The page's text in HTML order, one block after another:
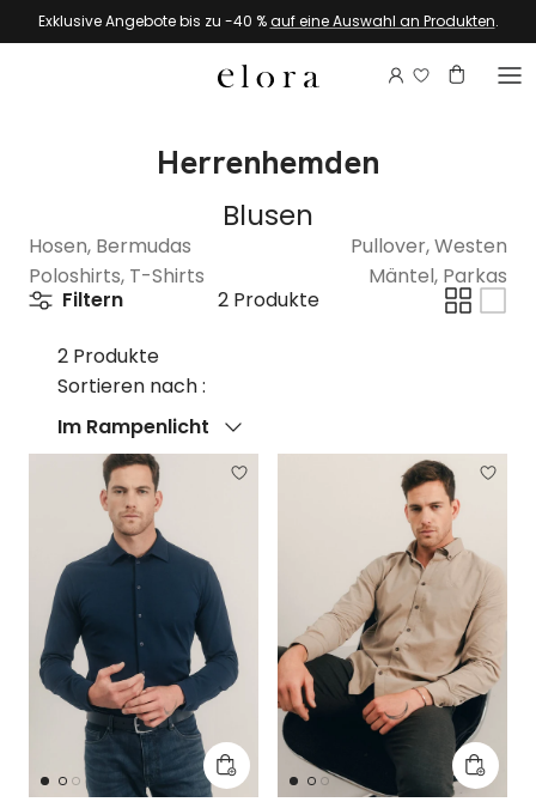
Zum Inhalt springen
Exklusive Angebote bis zu -40 %auf eine Auswahl an Produkten.
KontoMelden Sie
Herrenhemden
Blusen
Hosen, Bermudas
Pullover, Westen
Poloshirts, T-Shirts
Mäntel, Parkas
Filtern
2 Produkte
2 Produkte
Sortieren nach :
Sortieren nach
Im Rampenlicht
In den Warenkorb legen In den